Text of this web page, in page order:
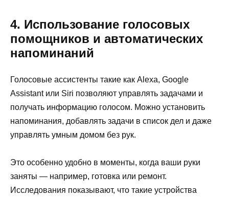
4. Использование голосовых
помощников и автоматических
напоминаний
Голосовые ассистенты такие как Alexa, Google
Assistant или Siri позволяют управлять задачами и
получать информацию голосом. Можно установить
напоминания, добавлять задачи в список дел и даже
управлять умным домом без рук.
Это особенно удобно в моменты, когда ваши руки
заняты — например, готовка или ремонт.
Исследования показывают, что такие устройства